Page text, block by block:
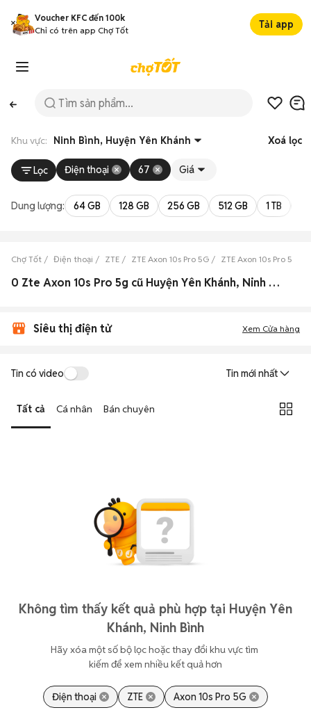
Voucher KFC đến 100k
Chỉ có trên app Chợ Tốt
Tải app
Khu vực: Ninh Bình, Huyện Yên Khánh Xoá lọc
Lọc Điện thoại 67 Giá
Dung lượng: 64 GB 128 GB 256 GB 512 GB 1 TB
Chợ Tốt Điện thoại ZTE ZTE Axon 10s Pro 5G ZTE Axon 10s Pro 5G
0 Zte Axon 10s Pro 5g cũ Huyện Yên Khánh, Ninh Bình đẹp
Siêu thị điện tử Xem Cửa hàng
Tin có video Tin mới nhất
Tất cả Cá nhân Bán chuyên
Không tìm thấy kết quả phù hợp tại Huyện Yên
Khánh, Ninh Bình
Hãy xóa một số bộ lọc hoặc thay đổi khu vực tìm
kiếm để xem nhiều kết quả hơn
Điện thoại ZTE Axon 10s Pro 5G